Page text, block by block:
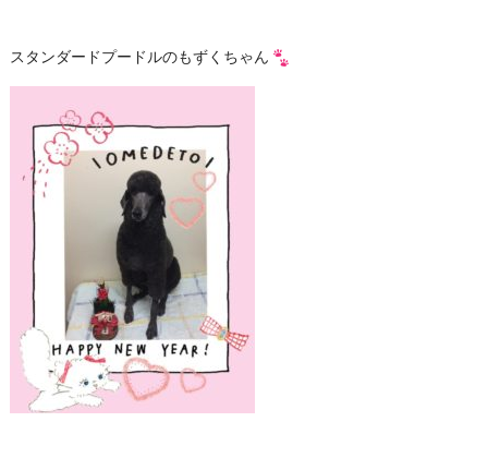
スタンダードプードルのもずくちゃん